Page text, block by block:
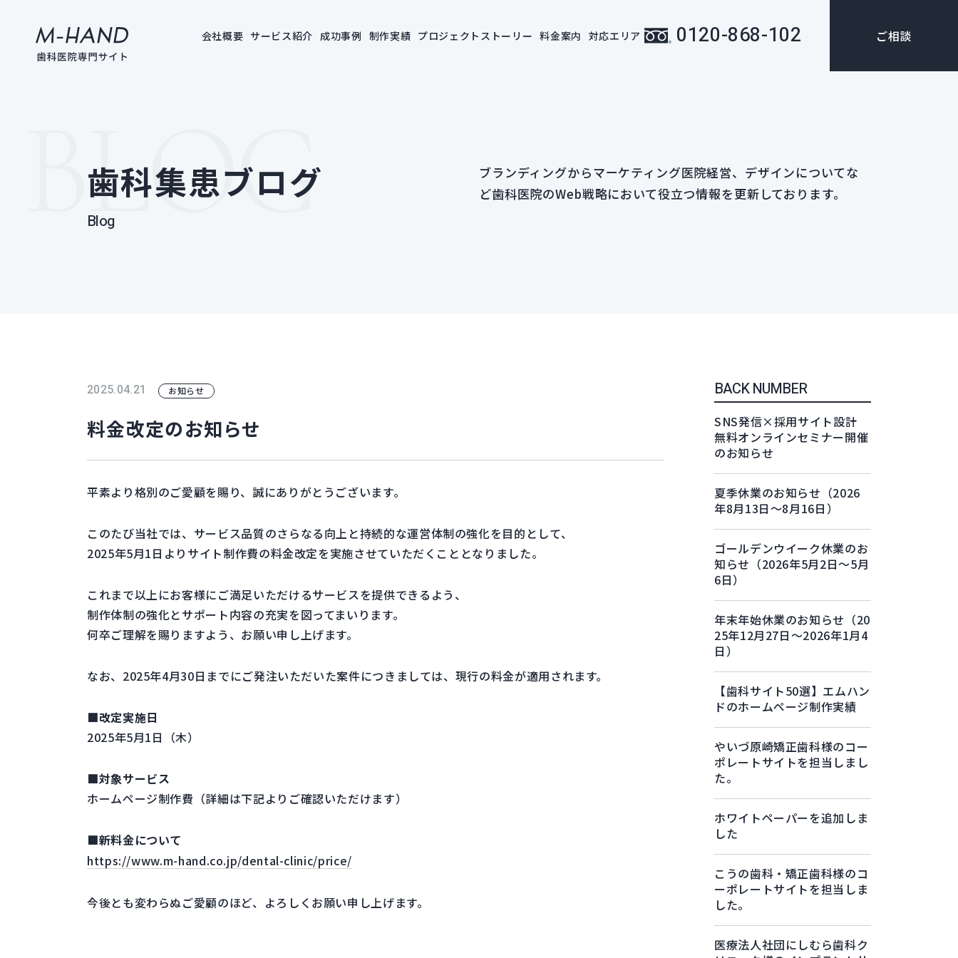
会社概要 サービス紹介 成功事例 制作実績 プロジェクトストーリー 料金案内 対応エリア ご相談
0120-868-102
歯科集患ブログ
blog
ブランディングからマーケティング医院経営、デザインについてな
ど歯科医院のWeb戦略において役立つ情報を更新しております。
2025.04.21 お知らせ
料金改定のお知らせ
平素より格別のご愛顧を賜り、誠にありがとうございます。
このたび当社では、サービス品質のさらなる向上と持続的な運営体制の強化を目的として、
2025年5月1日よりサイト制作費の料金改定を実施させていただくこととなりました。
これまで以上にお客様にご満足いただけるサービスを提供できるよう、
制作体制の強化とサポート内容の充実を図ってまいります。
何卒ご理解を賜りますよう、お願い申し上げます。
なお、2025年4月30日までにご発注いただいた案件につきましては、現行の料金が適用されます。
■改定実施日
2025年5月1日（木）
■対象サービス
ホームページ制作費（詳細は下記よりご確認いただけます）
■新料金について
https://www.m-hand.co.jp/dental-clinic/price/
今後とも変わらぬご愛顧のほど、よろしくお願い申し上げます。
BACK NUMBER
SNS発信×採用サイト設計
無料オンラインセミナー開催
のお知らせ
夏季休業のお知らせ（2026
年8月13日～8月16日）
ゴールデンウイーク休業のお
知らせ（2026年5月2日～5月
6日）
年末年始休業のお知らせ（20
25年12月27日～2026年1月4
日）
【歯科サイト50選】エムハン
ドのホームページ制作実績
やいづ原崎矯正歯科様のコー
ポレートサイトを担当しまし
た。
ホワイトペーパーを追加しま
した
こうの歯科・矯正歯科様のコ
ーポレートサイトを担当しま
した。
医療法人社団にしむら歯科ク